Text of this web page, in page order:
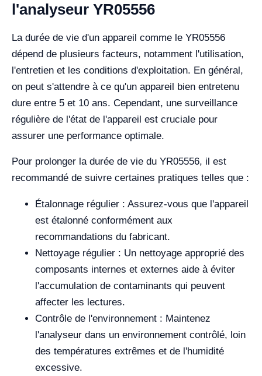
l'analyseur YR05556
La durée de vie d'un appareil comme le YR05556
dépend de plusieurs facteurs, notamment l'utilisation,
l'entretien et les conditions d'exploitation. En général,
on peut s'attendre à ce qu'un appareil bien entretenu
dure entre 5 et 10 ans. Cependant, une surveillance
régulière de l'état de l'appareil est cruciale pour
assurer une performance optimale.
Pour prolonger la durée de vie du YR05556, il est
recommandé de suivre certaines pratiques telles que :
Étalonnage régulier : Assurez-vous que l'appareil
est étalonné conformément aux
recommandations du fabricant.
Nettoyage régulier : Un nettoyage approprié des
composants internes et externes aide à éviter
l'accumulation de contaminants qui peuvent
affecter les lectures.
Contrôle de l'environnement : Maintenez
l'analyseur dans un environnement contrôlé, loin
des températures extrêmes et de l'humidité
excessive.